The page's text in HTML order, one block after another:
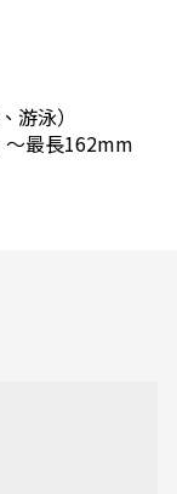
游泳）
～最長162mm